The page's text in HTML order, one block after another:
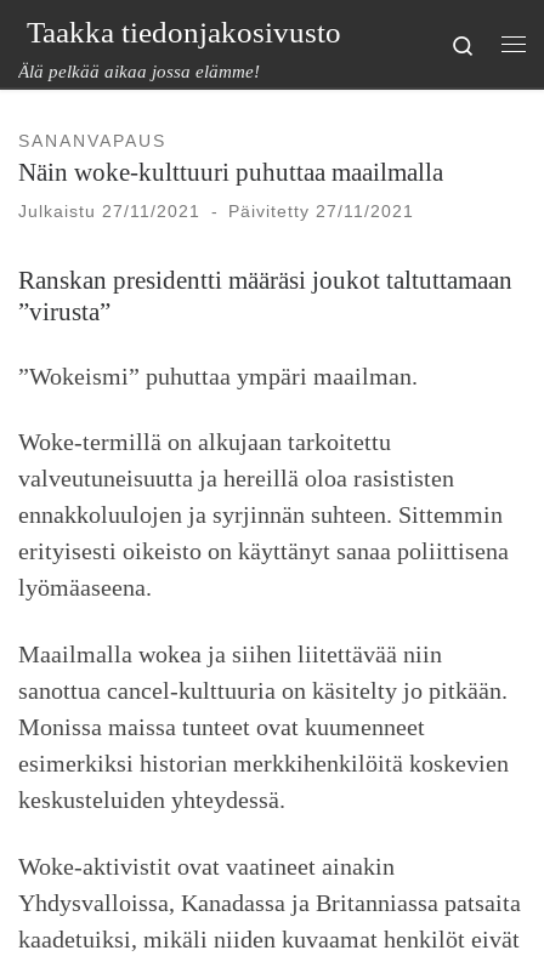
Skip to content
Taakka tiedonjakosivusto
Älä pelkää aikaa jossa elämme!
Search
SANANVAPAUS
Näin woke-kulttuuri puhuttaa maailmalla
Julkaistu 27/11/2021 - Päivitetty 27/11/2021
Ranskan presidentti määräsi joukot taltuttamaan
”virusta”
”Wokeismi” puhuttaa ympäri maailman.
Woke-termillä on alkujaan tarkoitettu
valveutuneisuutta ja hereillä oloa rasististen
ennakkoluulojen ja syrjinnän suhteen. Sittemmin
erityisesti oikeisto on käyttänyt sanaa poliittisena
lyömäaseena.
Maailmalla wokea ja siihen liitettävää niin
sanottua cancel-kulttuuria on käsitelty jo pitkään.
Monissa maissa tunteet ovat kuumenneet
esimerkiksi historian merkkihenkilöitä koskevien
keskusteluiden yhteydessä.
Woke-aktivistit ovat vaatineet ainakin
Yhdysvalloissa, Kanadassa ja Britanniassa patsaita
kaadetuiksi, mikäli niiden kuvaamat henkilöt eivät